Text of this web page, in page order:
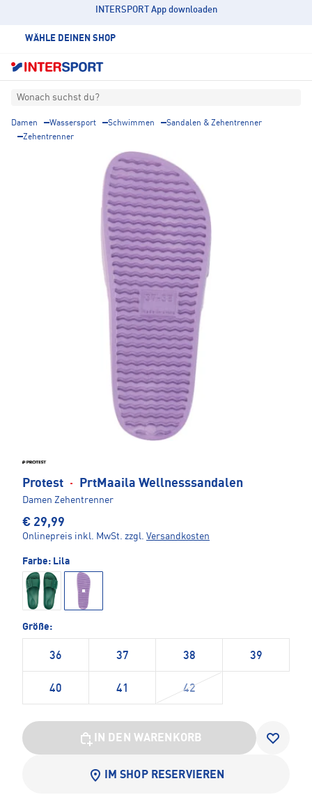
INTERSPORT App downloaden
WÄHLE DEINEN SHOP
Wonach suchst du?
Damen Wassersport Schwimmen
Sandalen & Zehentrenner
Zehentrenner
Protest · PrtMaaila Wellnesssandalen
Damen Zehentrenner
€ 29,99
Onlinepreis inkl. MwSt. zzgl. Versandkosten
Farbe: Lila
Größe:
36 37 38 39
40 41 42
IN DEN WARENKORB
IM SHOP RESERVIEREN